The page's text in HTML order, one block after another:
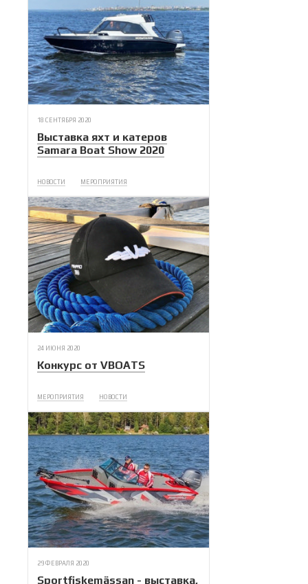
18 СЕНТЯБРЯ 2020
Выставка яхт и катеров
Samara Boat Show 2020
НОВОСТИ МЕРОПРИЯТИЯ
24 ИЮНЯ 2020
Конкурс от VBOATS
МЕРОПРИЯТИЯ НОВОСТИ
29 ФЕВРАЛЯ 2020
Sportfiskemässan - выставка,